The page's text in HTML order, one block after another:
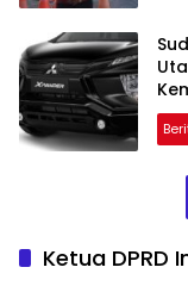
Ketua DPRD